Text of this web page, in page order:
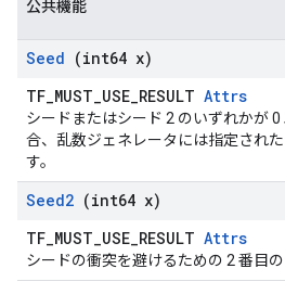
公共機能
Seed (int64 x)
TF_MUST_USE_RESULT Attrs
シードまたはシード 2 のいずれかが
合、乱数ジェネレータには指定され
す。
Seed2 (int64 x)
TF_MUST_USE_RESULT Attrs
シードの衝突を避けるための 2 番目の